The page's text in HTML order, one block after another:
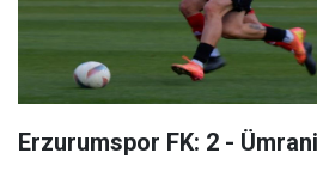
Erzurumspor FK: 2 -